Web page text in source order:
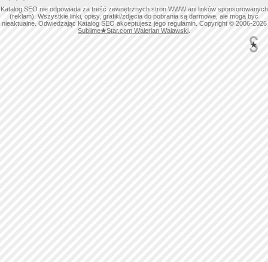
Katalog SEO nie odpowiada za treść zewnętrznych stron WWW ani linków sponsorowanych
(reklam). Wszystkie linki, opisy, grafiki/zdjęcia do pobrania są darmowe, ale mogą być
nieaktualne. Odwiedzając Katalog SEO akceptujesz jego regulamin. Copyright © 2006-2026
Sublime★Star.com Walerian Walawski